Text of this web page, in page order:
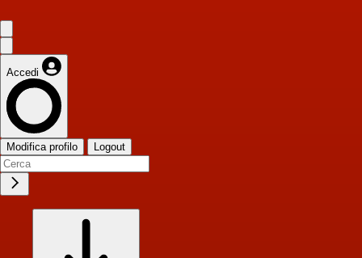
Accedi
Modifica profilo Logout